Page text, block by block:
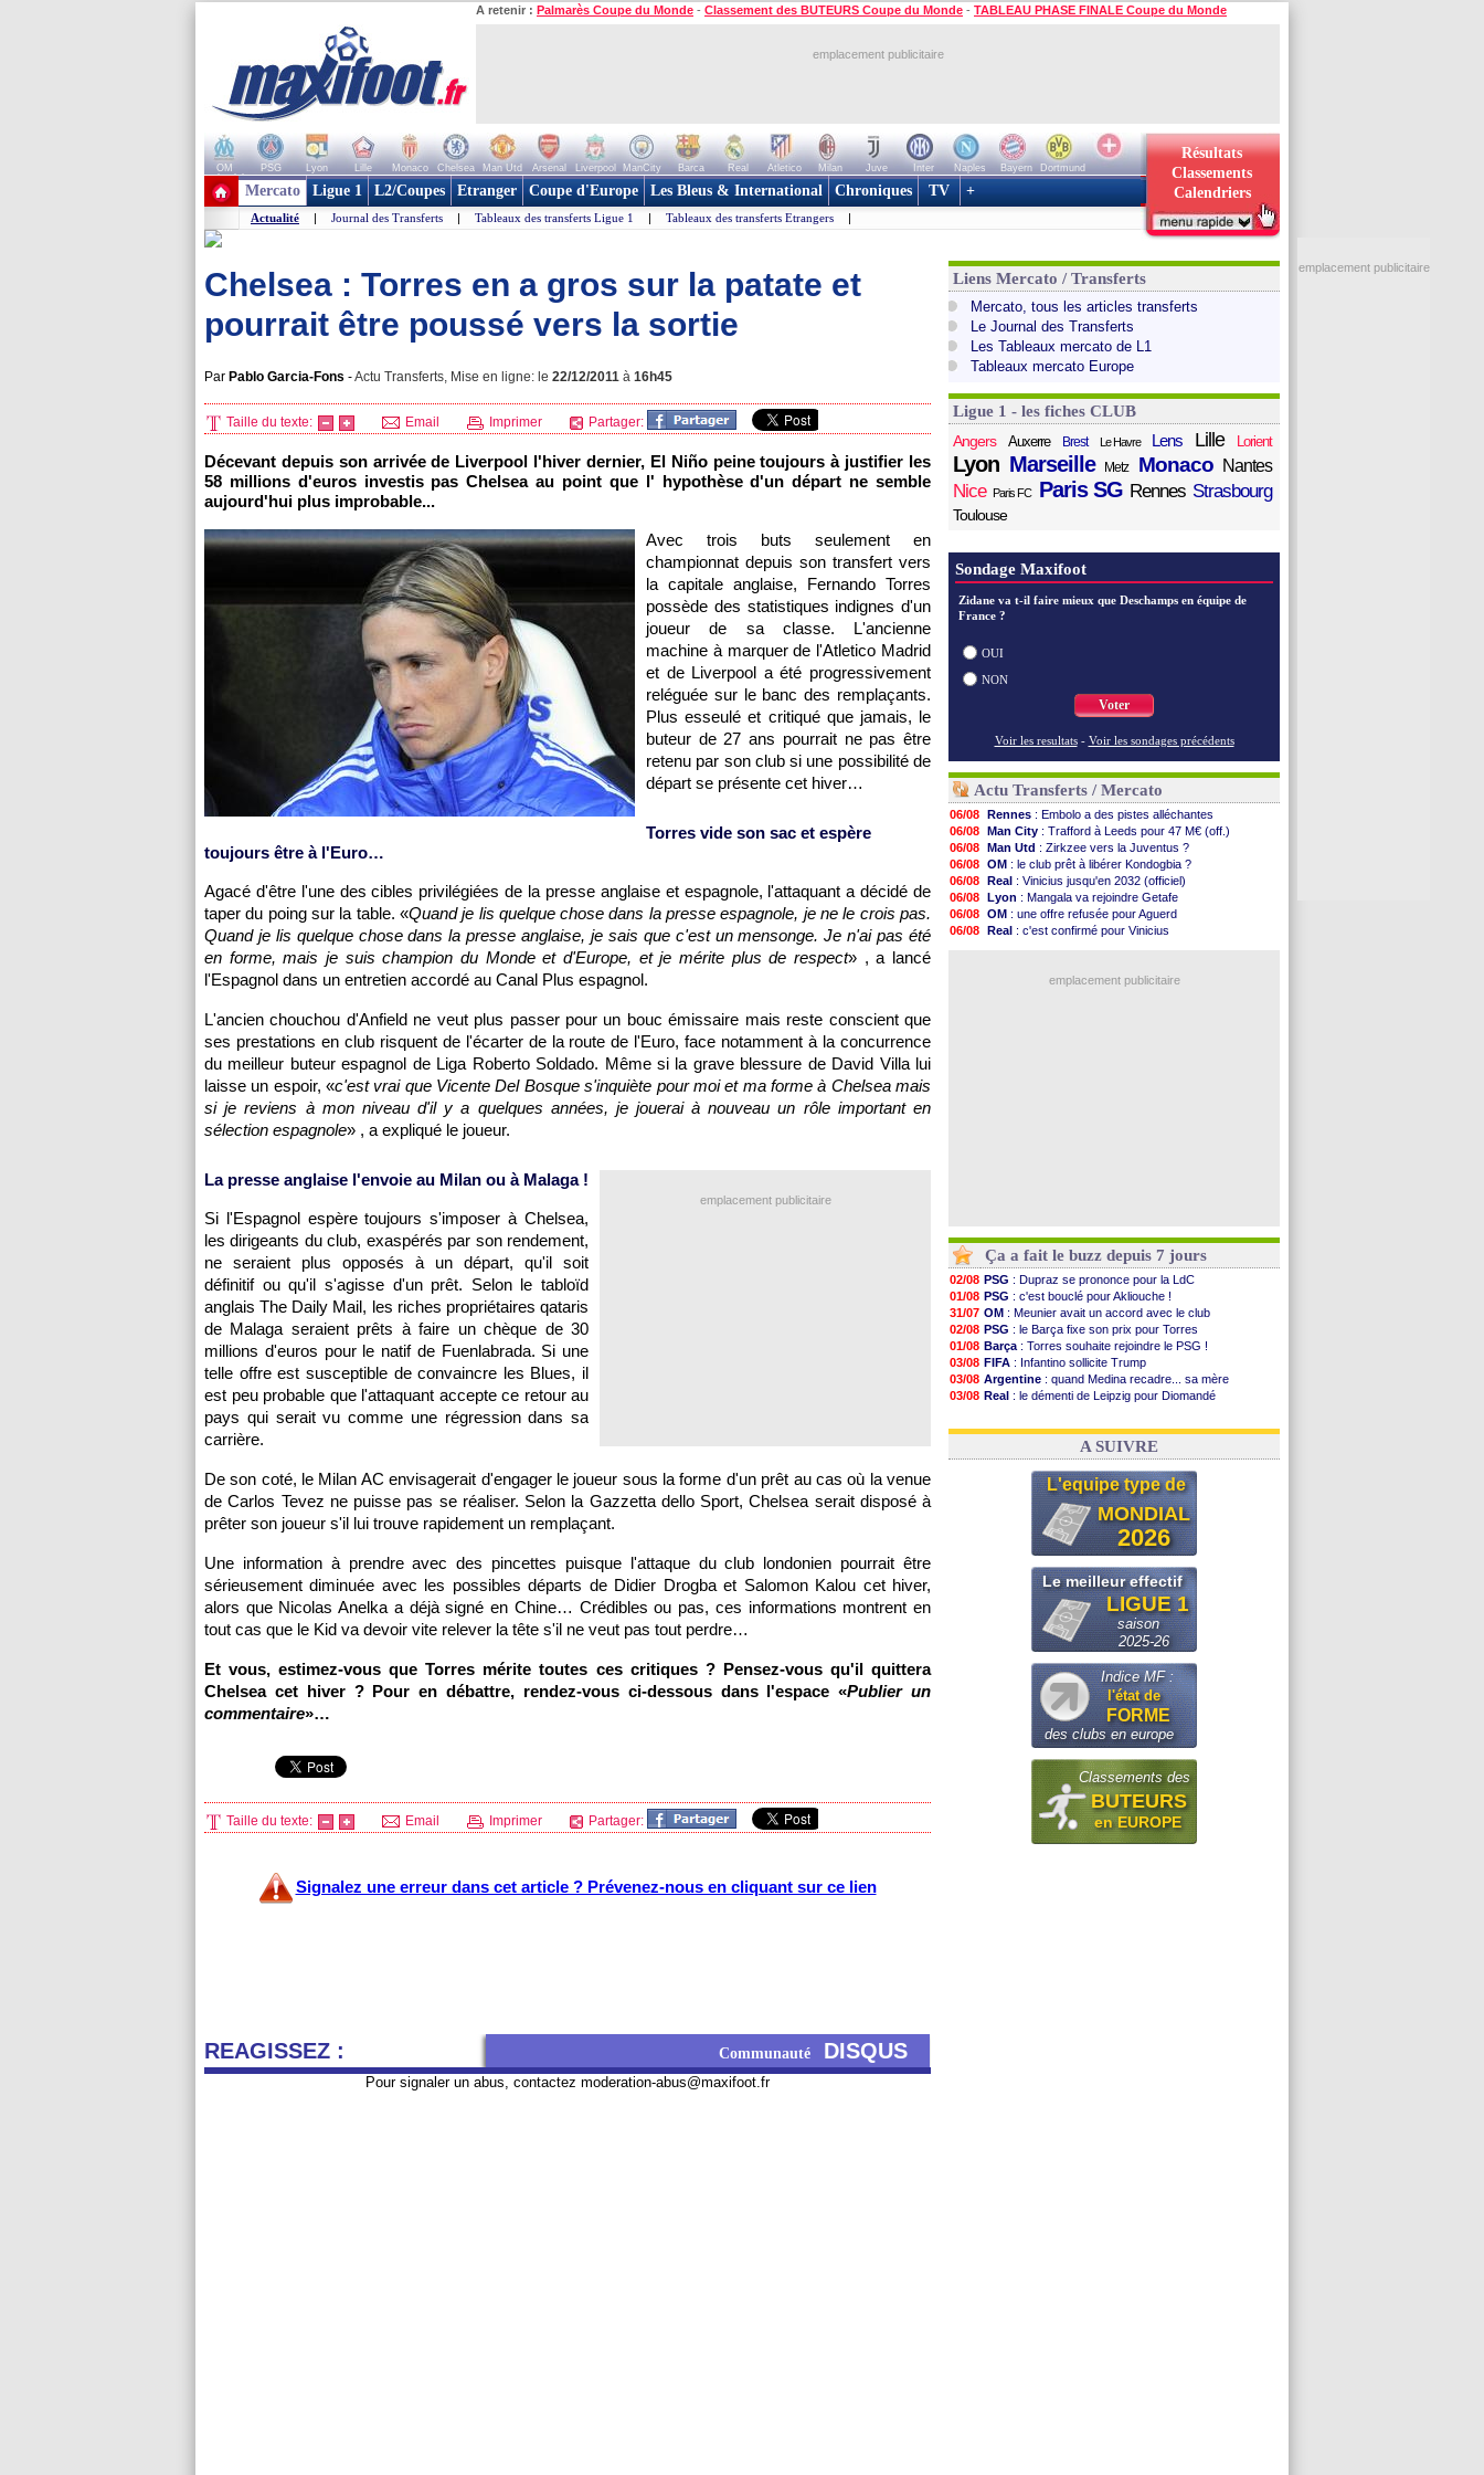
A retenir : Palmarès Coupe du Monde - Classement des BUTEURS Coupe du Monde - TABLEAU PHASE FINALE Coupe du Monde
emplacement publicitaire
OM PSG Lyon Lille Monaco Chelsea Man Utd Arsenal Liverpool ManCity Barca Real Atletico Milan Juve Inter Naples Bayern
Dortmund
+ de clubs
Résultats
Classements
Calendriers
Mercato Ligue 1 L2/Coupes Etranger Coupe d'Europe Les Bleus & International Chroniques TV +
Actualité | Journal des Transferts | Tableaux des transferts Ligue 1 | Tableaux des transferts Etrangers |
Chelsea : Torres en a gros sur la patate et
pourrait être poussé vers la sortie
Par Pablo Garcia-Fons -Actu Transferts, Mise en ligne: le 22/12/2011 à 16h45
Taille du texte: Email Imprimer Partager:
Décevant depuis son arrivée de Liverpool l'hiver dernier, El Niño peine toujours à justifier les
58 millions d'euros investis pas Chelsea au point que l' hypothèse d'un départ ne semble
aujourd'hui plus improbable...
Avec trois buts seulement en
championnat depuis son transfert vers
la capitale anglaise, Fernando Torres
possède des statistiques indignes d'un
joueur de sa classe. L'ancienne
machine à marquer de l'Atletico Madrid
et de Liverpool a été progressivement
reléguée sur le banc des remplaçants.
Plus esseulé et critiqué que jamais, le
buteur de 27 ans pourrait ne pas être
retenu par son club si une possibilité de
départ se présente cet hiver…
Torres vide son sac et espère
toujours être à l'Euro…
Agacé d'être l'une des cibles privilégiées de la presse anglaise et espagnole, l'attaquant a décidé de
taper du poing sur la table. «Quand je lis quelque chose dans la presse espagnole, je ne le crois pas.
Quand je lis quelque chose dans la presse anglaise, je sais que c'est un mensonge. Je n'ai pas été
en forme, mais je suis champion du Monde et d'Europe, et je mérite plus de respect» , a lancé
l'Espagnol dans un entretien accordé au Canal Plus espagnol.
L'ancien chouchou d'Anfield ne veut plus passer pour un bouc émissaire mais reste conscient que
ses prestations en club risquent de l'écarter de la route de l'Euro, face notamment à la concurrence
du meilleur buteur espagnol de Liga Roberto Soldado. Même si la grave blessure de David Villa lui
laisse un espoir, «c'est vrai que Vicente Del Bosque s'inquiète pour moi et ma forme à Chelsea mais
si je reviens à mon niveau d'il y a quelques années, je jouerai à nouveau un rôle important en
sélection espagnole» , a expliqué le joueur.
emplacement publicitaire
La presse anglaise l'envoie au Milan ou à Malaga !
Si l'Espagnol espère toujours s'imposer à Chelsea,
les dirigeants du club, exaspérés par son rendement,
ne seraient plus opposés à un départ, qu'il soit
définitif ou qu'il s'agisse d'un prêt. Selon le tabloïd
anglais The Daily Mail, les riches propriétaires qataris
de Malaga seraient prêts à faire un chèque de 30
millions d'euros pour le natif de Fuenlabrada. Si une
telle offre est susceptible de convaincre les Blues, il
est peu probable que l'attaquant accepte ce retour au
pays qui serait vu comme une régression dans sa
carrière.
De son coté, le Milan AC envisagerait d'engager le joueur sous la forme d'un prêt au cas où la venue
de Carlos Tevez ne puisse pas se réaliser. Selon la Gazzetta dello Sport, Chelsea serait disposé à
prêter son joueur s'il lui trouve rapidement un remplaçant.
Une information à prendre avec des pincettes puisque l'attaque du club londonien pourrait être
sérieusement diminuée avec les possibles départs de Didier Drogba et Salomon Kalou cet hiver,
alors que Nicolas Anelka a déjà signé en Chine… Crédibles ou pas, ces informations montrent en
tout cas que le Kid va devoir vite relever la tête s'il ne veut pas tout perdre…
Et vous, estimez-vous que Torres mérite toutes ces critiques ? Pensez-vous qu'il quittera
Chelsea cet hiver ? Pour en débattre, rendez-vous ci-dessous dans l'espace «Publier un
commentaire»…
Taille du texte: Email Imprimer Partager:
Signalez une erreur dans cet article ? Prévenez-nous en cliquant sur ce lien
REAGISSEZ : Communauté DISQUS
Pour signaler un abus, contactez moderation-abus@maxifoot.fr
Liens Mercato / Transferts
Mercato, tous les articles transferts
Le Journal des Transferts
Les Tableaux mercato de L1
Tableaux mercato Europe
Ligue 1 - les fiches CLUB
Angers
Auxerre Brest Le Havre Lens Lille Lorient
Lyon Marseille Metz Monaco Nantes
Nice Paris FC Paris SG Rennes Strasbourg
Toulouse
Sondage Maxifoot
Zidane va t-il faire mieux que Deschamps en équipe de
France ?
OUI
NON
Voter
Voir les resultats - Voir les sondages précédents
Actu Transferts / Mercato
06/08 Rennes : Embolo a des pistes alléchantes
06/08 Man City : Trafford à Leeds pour 47 M€ (off.)
06/08 Man Utd : Zirkzee vers la Juventus ?
06/08 OM : le club prêt à libérer Kondogbia ?
06/08 Real : Vinicius jusqu'en 2032 (officiel)
06/08 Lyon : Mangala va rejoindre Getafe
06/08 OM : une offre refusée pour Aguerd
06/08 Real : c'est confirmé pour Vinicius
: une offre pour Bulka
emplacement publicitaire
Ça a fait le buzz depuis 7 jours
02/08 PSG : Dupraz se prononce pour la LdC
01/08 PSG : c'est bouclé pour Akliouche !
31/07 OM : Meunier avait un accord avec le club
02/08 PSG : le Barça fixe son prix pour Torres
01/08 Barça : Torres souhaite rejoindre le PSG !
03/08 FIFA : Infantino sollicite Trump
03/08 Argentine : quand Medina recadre... sa mère
03/08 Real : le démenti de Leipzig pour Diomandé
31/07 FIFA: le conseiller d'Infantino démissionne !
A SUIVRE
L'equipe type de
MONDIAL
2026
Le meilleur effectif
LIGUE 1
saison
2025-26
Indice MF :
l'état de
FORME
des clubs en europe
Classements des
BUTEURS
en EUROPE
emplacement publicitaire